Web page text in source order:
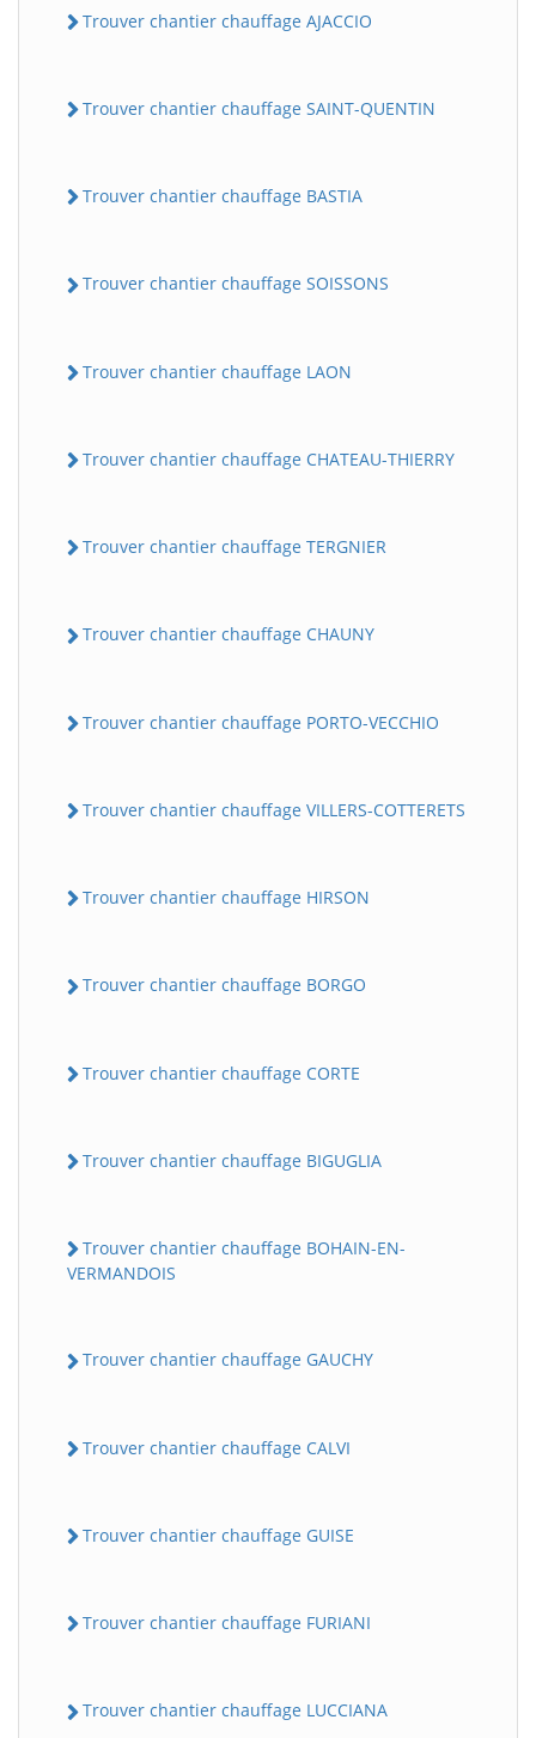
Trouver chantier chauffage AJACCIO
Trouver chantier chauffage SAINT-QUENTIN
Trouver chantier chauffage BASTIA
Trouver chantier chauffage SOISSONS
Trouver chantier chauffage LAON
Trouver chantier chauffage CHATEAU-THIERRY
Trouver chantier chauffage TERGNIER
Trouver chantier chauffage CHAUNY
Trouver chantier chauffage PORTO-VECCHIO
Trouver chantier chauffage VILLERS-COTTERETS
Trouver chantier chauffage HIRSON
Trouver chantier chauffage BORGO
Trouver chantier chauffage CORTE
Trouver chantier chauffage BIGUGLIA
Trouver chantier chauffage BOHAIN-EN-
VERMANDOIS
Trouver chantier chauffage GAUCHY
Trouver chantier chauffage CALVI
Trouver chantier chauffage GUISE
Trouver chantier chauffage FURIANI
Trouver chantier chauffage LUCCIANA